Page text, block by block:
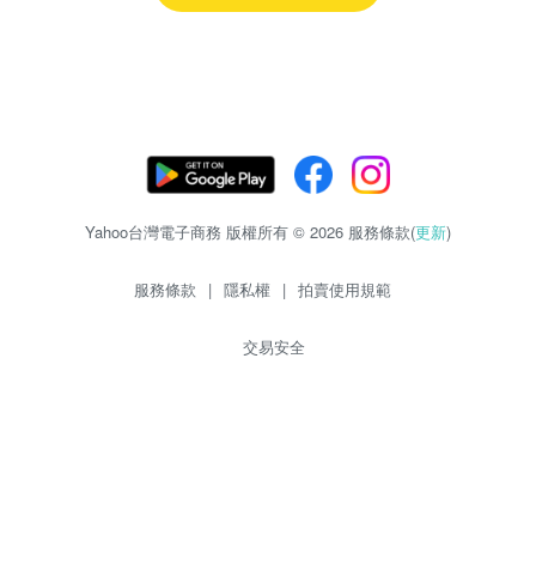
Yahoo台灣電子商務 版權所有 © 2026 服務條款(更新)
服務條款 | 隱私權 | 拍賣使用規範
交易安全